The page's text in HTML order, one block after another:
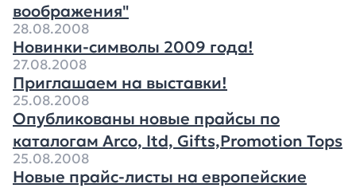
воображения"
28.08.2008
Новинки-символы 2009 года!
27.08.2008
Приглашаем на выставки!
25.08.2008
Опубликованы новые прайсы по
каталогам Arco, Itd, Gifts,Promotion Tops
25.08.2008
Новые прайс-листы на европейские